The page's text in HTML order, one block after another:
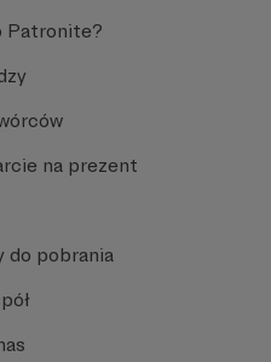
Patronite?
na prezent
do pobrania